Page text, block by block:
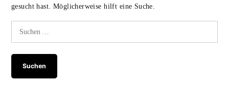
gesucht hast. Möglicherweise hilft eine Suche.
Suchen
nach: